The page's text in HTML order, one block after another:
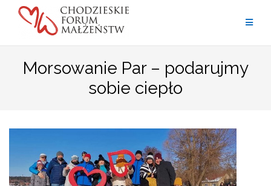
Przejdź
Morsowanie Par – podarujmy
sobie ciepło